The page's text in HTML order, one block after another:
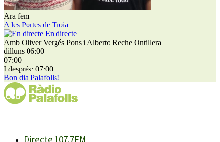
Ara fem
A les Portes de Troia
En directe
Amb Oliver Vergés Pons i Alberto Reche Ontillera
dilluns 06:00
07:00
I després: 07:00
Bon dia Palafolls!
Directe 107.7FM